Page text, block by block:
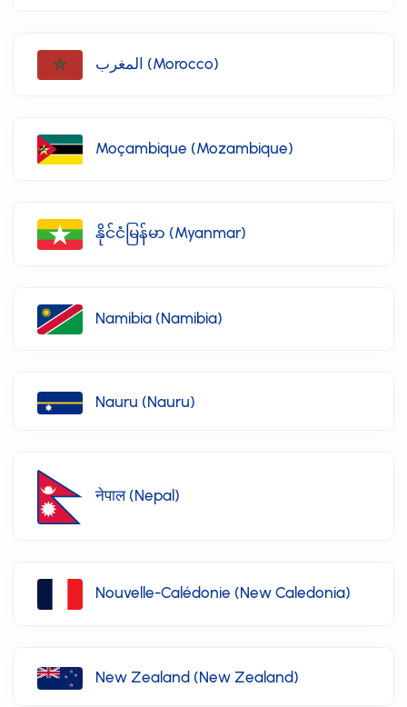
المغرب (Morocco)
Moçambique (Mozambique)
နိုင်ငံမြန်မာ (Myanmar)
Namibia (Namibia)
Nauru (Nauru)
नेपाल (Nepal)
Nouvelle-Calédonie (New Caledonia)
New Zealand (New Zealand)